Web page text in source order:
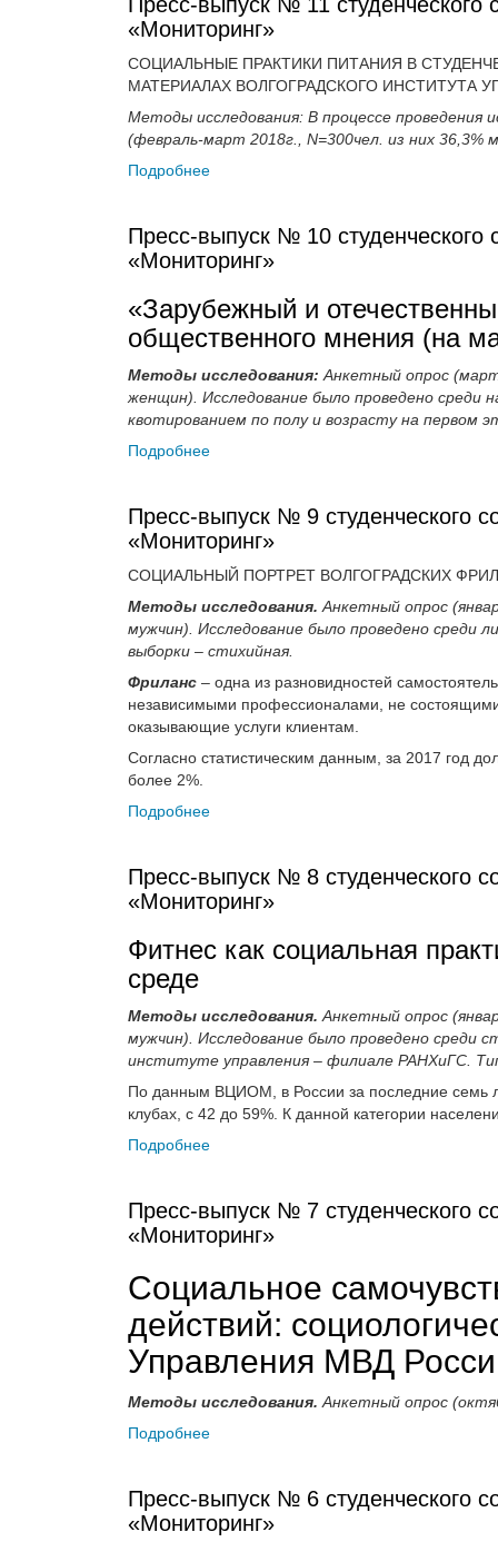
«Мониторинг»
СОЦИАЛЬНЫЕ ПРАКТИКИ ПИТАНИЯ В
МАТЕРИАЛАХ ВОЛГОГРАДСКОГО ИНСТИТУТА
Методы исследования: В процессе проведения
(февраль-март 2018г., N=300чел. из них
Подробнее
Пресс-выпуск № 10 студенческого
«Мониторинг»
«Зарубежный и
общественного мнения (на
Методы исследования: Анкетный опрос
женщин). Исследование было проведено среди
квотированием по полу и возрасту на первом
Подробнее
Пресс-выпуск № 9 студенческого
«Мониторинг»
СОЦИАЛЬНЫЙ ПОРТРЕТ ВОЛГОГРАДСКИХ
Методы исследования. Анкетный опрос
мужчин). Исследование было проведено среди
выборки – стихийная.
Фриланс – одна из разновидностей
независимыми профессионалами, не
оказывающие услуги клиентам.
Согласно статистическим данным, за 2017 год
более 2%.
Подробнее
Пресс-выпуск № 8 студенческого
«Мониторинг»
Фитнес как социальная
среде
Методы исследования. Анкетный опрос
мужчин). Исследование было проведено среди
институте управления – филиале РАНХиГС.
По данным ВЦИОМ, в России за последние семь
клубах, с 42 до 59%. К данной категории
Подробнее
Пресс-выпуск № 7 студенческого
«Мониторинг»
Социальное
действий:
Управления МВД
Методы исследования. Анкетный опрос
Подробнее
Пресс-выпуск № 6 студенческого
«Мониторинг»